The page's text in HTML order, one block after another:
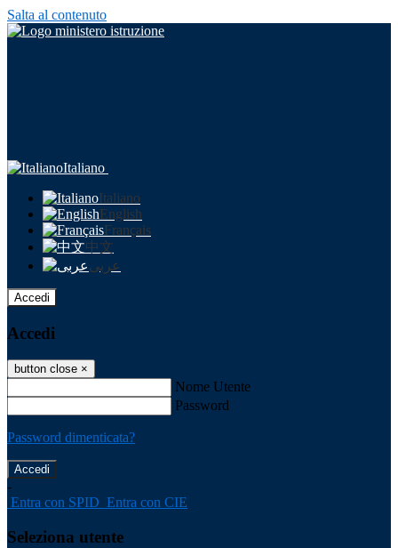
Salta al contenuto
Italiano
Italiano
English
Français
中文
عربى
Accedi
Accedi
button close ×
Nome Utente
Password
Password dimenticata?
-
Entra con SPID Entra con CIE
Seleziona utente